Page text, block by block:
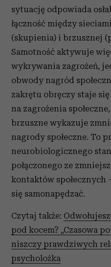
sytuację odpowiada
łączność między
(skupienia) i brzusznej
Samotność aktywuje
wykrywania zagrożeń,
obwody nagród
zakrętu obręczy staje
na zagrożenia
brzuszne wykazuje
nagrody społeczne. To
neurobiologicznego
połączonego ze
kontaktów społecznych
się samonapędzać.
Czytaj także:
pod kocem? „Czasowa
niszczy prawdziwych
psycholożka